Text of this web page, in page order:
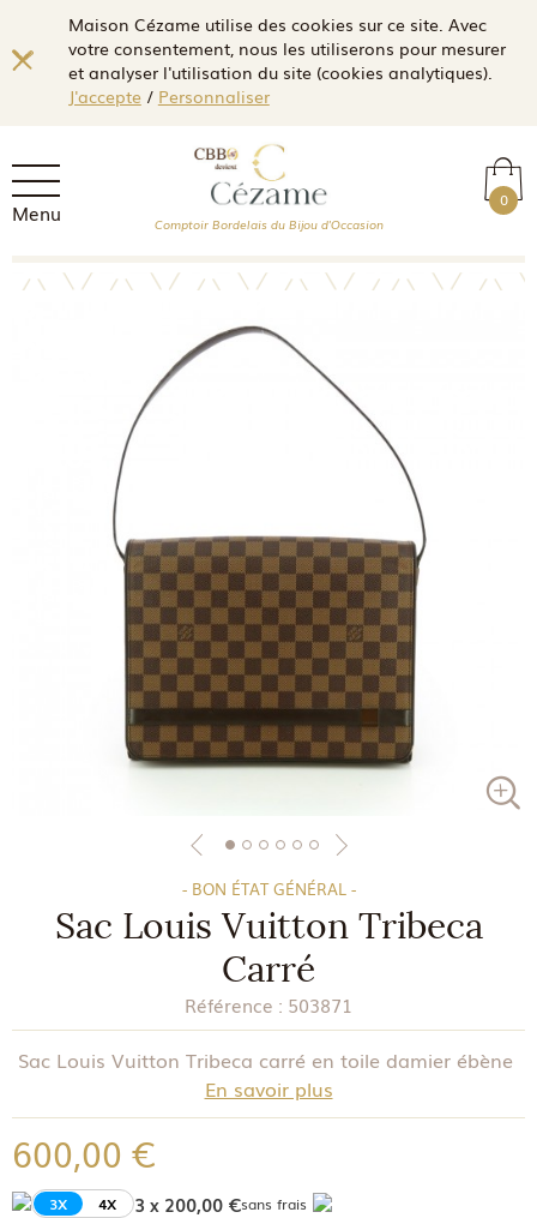
Maison Cézame utilise des cookies sur ce site. Avec
votre consentement, nous les utiliserons pour mesurer
et analyser l'utilisation du site (cookies analytiques).
J'accepte/ Personnaliser
Menu 0
Comptoir Bordelais du Bijou d'Occasion
- BON ÉTAT GÉNÉRAL -
Sac Louis Vuitton Tribeca
Carré
Référence : 503871
Sac Louis Vuitton Tribeca carré en toile damier ébène
En savoir plus
600,00 €
3X 4X 3 x 200,00 €sans frais